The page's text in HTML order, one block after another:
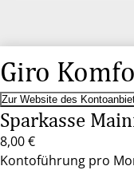
Giro
Zur Website des
Sparkasse
8,00 €
Kontoführung pro